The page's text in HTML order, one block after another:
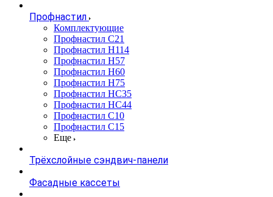
Профнастил
Комплектующие
Профнастил C21
Профнастил Н114
Профнастил Н57
Профнастил Н60
Профнастил Н75
Профнастил НС35
Профнастил НС44
Профнастил С10
Профнастил С15
Еще
Трёхслойные сэндвич-панели
Фасадные кассеты